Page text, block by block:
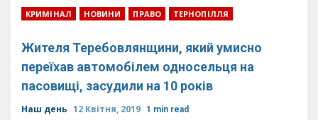
КРИМІНАЛ НОВИНИ ПРАВО ТЕРНОПІЛЛЯ
Жителя Теребовлянщини, який умисно
переїхав автомобілем односельця на
пасовищі, засудили на 10 років
Наш день 12 Квітня, 2019 1 min read